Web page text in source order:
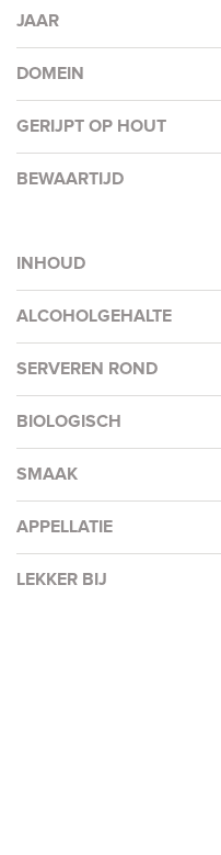
JAAR
DOMEIN
GERIJPT OP HOUT
BEWAARTIJD
INHOUD
ALCOHOLGEHALTE
SERVEREN ROND
BIOLOGISCH
SMAAK
APPELLATIE
LEKKER BIJ